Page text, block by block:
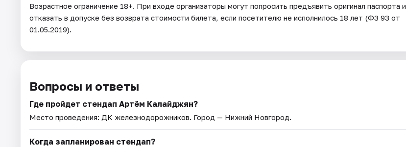
Возрастное ограничение 18+. При входе организаторы могут попросить предъявить оригинал паспорта и
отказать в допуске без возврата стоимости билета, если посетителю не исполнилось 18 лет (ФЗ 93 от
01.05.2019).
Вопросы и ответы
Где пройдет стендап Артём Калайджян?
Место проведения: ДК железнодорожников. Город — Нижний Новгород.
Когда запланирован стендап?